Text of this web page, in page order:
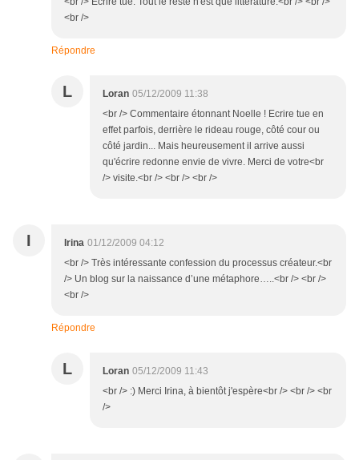
<br />
Répondre
L Loran 05/12/2009 11:38
<br /> Commentaire étonnant Noelle ! Ecrire tue en
effet parfois, derrière le rideau rouge, côté cour ou
côté jardin... Mais heureusement il arrive aussi
qu'écrire redonne envie de vivre. Merci de votre<br
/> visite.<br /> <br /> <br />
I Irina 01/12/2009 04:12
<br /> Très intéressante confession du processus créateur.<br
/> Un blog sur la naissance d’une métaphore…..<br /> <br />
<br />
Répondre
L Loran 05/12/2009 11:43
<br /> :) Merci Irina, à bientôt j'espère<br /> <br /> <br
/>